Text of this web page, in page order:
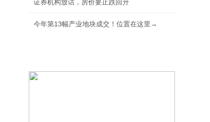
证券机构放话，房价要止跌回升
今年第13幅产业地块成交！位置在这里→